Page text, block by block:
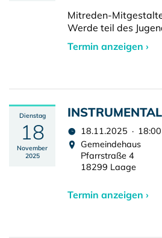
Mitreden-
Werde teil des
Termin anzeigen ›
Dienstag
18
November
2025
18.11.2025 ·
Gemeindehaus
Pfarrstraße 4
18299 Laage
Termin anzeigen ›